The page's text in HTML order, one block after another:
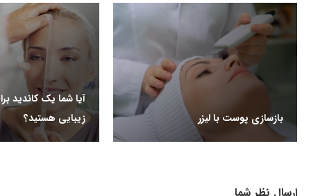
بازسازی پوست با لیزر
آیا شما یک کاندید
زیبایی هستید؟